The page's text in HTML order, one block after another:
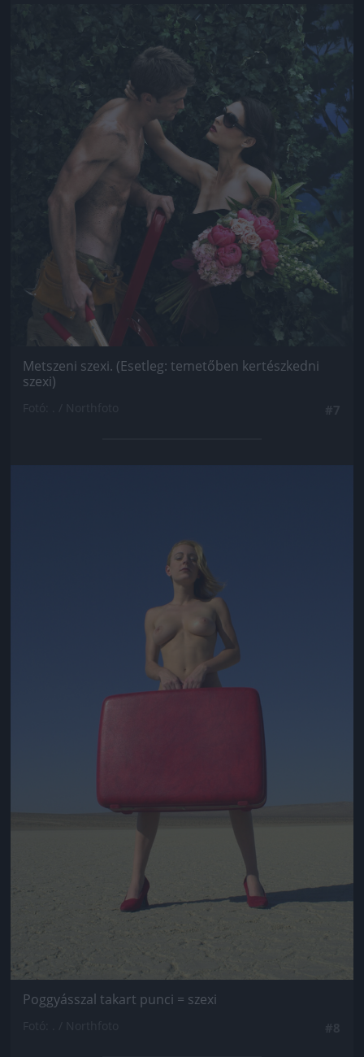
Jön még kép!
Metszeni szexi. (Esetleg: temetőben kertészkedni
szexi)
Poggyásszal takart punci = szexi